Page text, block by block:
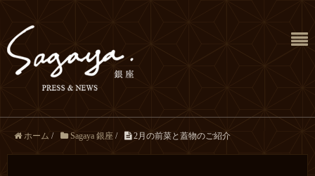
ホーム / Sagaya 銀座 / 2月の前菜と蓋物のご紹介